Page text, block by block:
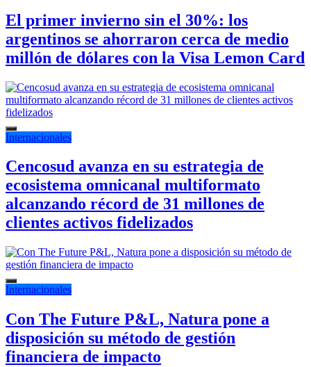
El primer invierno sin el 30%: los
argentinos se ahorraron cerca de medio
millón de dólares con la Visa Lemon Card
Internacionales
Cencosud avanza en su estrategia de
ecosistema omnicanal multiformato
alcanzando récord de 31 millones de
clientes activos fidelizados
Internacionales
Con The Future P&L, Natura pone a
disposición su método de gestión
financiera de impacto